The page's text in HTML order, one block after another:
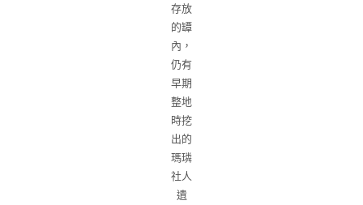
存放
的罈
內，
仍有
早期
整地
時挖
出的
瑪璘
社人
遺